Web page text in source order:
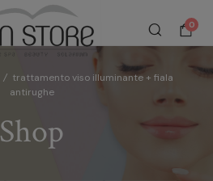
0
/ trattamento viso illuminante + fiala
antirughe
Shop